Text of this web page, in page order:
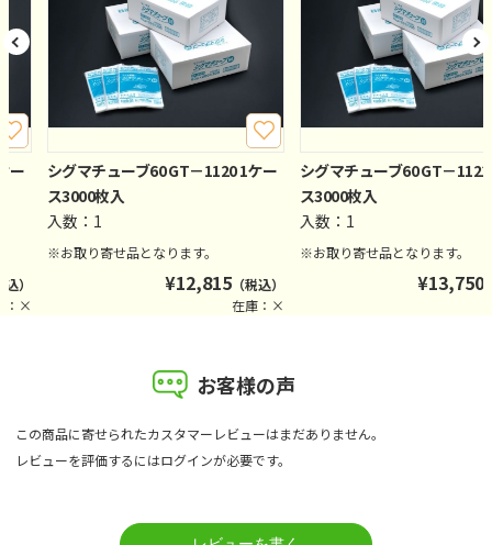
ー
）
：×
シグマチューブ60 GT－1120 1ケー
ス3000枚入
入数：1
※お取り寄せ品となります。
¥12,815 （税込）
在庫：×
シグマチューブ60 GT－
ス3000枚入
入数：1
※お取り寄せ品となります。
¥13,750
お客様の声
この商品に寄せられたカスタマーレビューはまだありません。
レビューを評価するにはログインが必要です。